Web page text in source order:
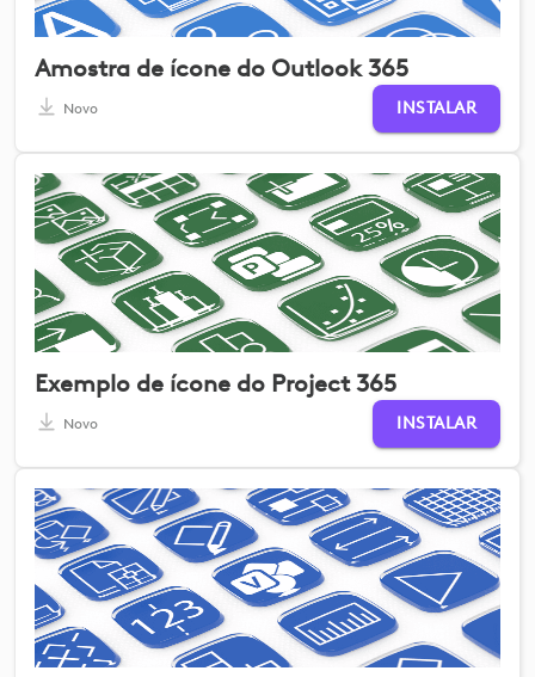
Amostra de ícone do Outlook 365
Novo INSTALAR
Exemplo de ícone do Project 365
Novo INSTALAR